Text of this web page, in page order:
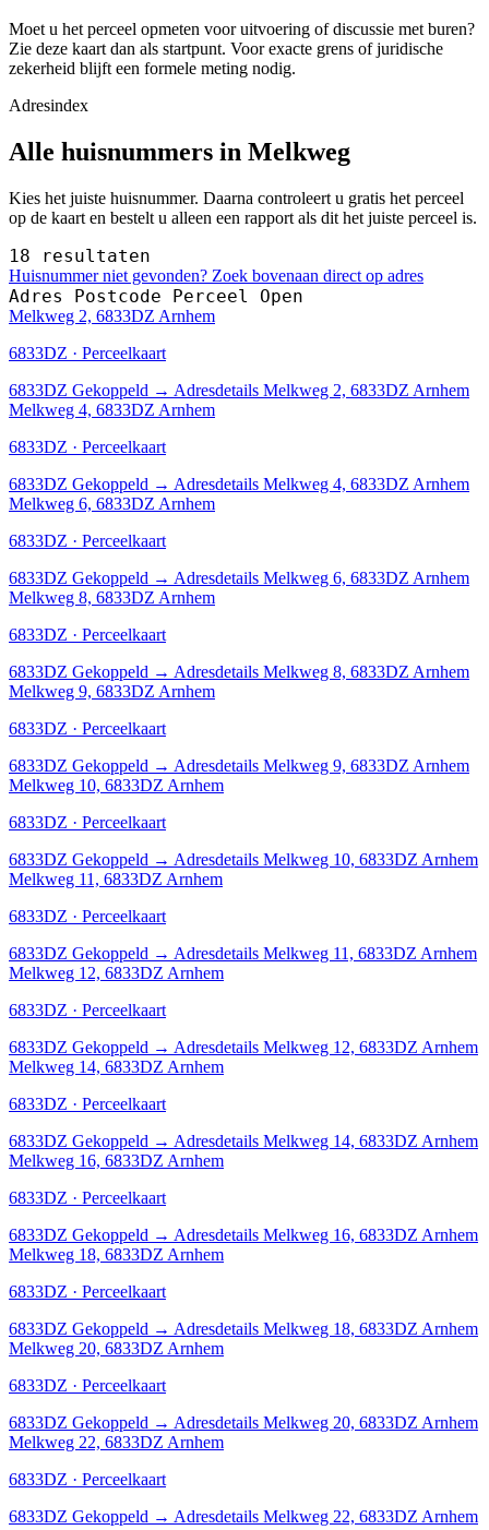
Moet u het perceel opmeten voor uitvoering of discussie met buren?
Zie deze kaart dan als startpunt. Voor exacte grens of juridische
zekerheid blijft een formele meting nodig.
Adresindex
Alle huisnummers in Melkweg
Kies het juiste huisnummer. Daarna controleert u gratis het perceel
op de kaart en bestelt u alleen een rapport als dit het juiste perceel is.
18 resultaten
Huisnummer niet gevonden? Zoek bovenaan direct op adres
Adres Postcode Perceel Open
Melkweg 2, 6833DZ Arnhem
6833DZ · Perceelkaart
6833DZ Gekoppeld → Adresdetails Melkweg 2, 6833DZ Arnhem
Melkweg 4, 6833DZ Arnhem
6833DZ · Perceelkaart
6833DZ Gekoppeld → Adresdetails Melkweg 4, 6833DZ Arnhem
Melkweg 6, 6833DZ Arnhem
6833DZ · Perceelkaart
6833DZ Gekoppeld → Adresdetails Melkweg 6, 6833DZ Arnhem
Melkweg 8, 6833DZ Arnhem
6833DZ · Perceelkaart
6833DZ Gekoppeld → Adresdetails Melkweg 8, 6833DZ Arnhem
Melkweg 9, 6833DZ Arnhem
6833DZ · Perceelkaart
6833DZ Gekoppeld → Adresdetails Melkweg 9, 6833DZ Arnhem
Melkweg 10, 6833DZ Arnhem
6833DZ · Perceelkaart
6833DZ Gekoppeld → Adresdetails Melkweg 10, 6833DZ Arnhem
Melkweg 11, 6833DZ Arnhem
6833DZ · Perceelkaart
6833DZ Gekoppeld → Adresdetails Melkweg 11, 6833DZ Arnhem
Melkweg 12, 6833DZ Arnhem
6833DZ · Perceelkaart
6833DZ Gekoppeld → Adresdetails Melkweg 12, 6833DZ Arnhem
Melkweg 14, 6833DZ Arnhem
6833DZ · Perceelkaart
6833DZ Gekoppeld → Adresdetails Melkweg 14, 6833DZ Arnhem
Melkweg 16, 6833DZ Arnhem
6833DZ · Perceelkaart
6833DZ Gekoppeld → Adresdetails Melkweg 16, 6833DZ Arnhem
Melkweg 18, 6833DZ Arnhem
6833DZ · Perceelkaart
6833DZ Gekoppeld → Adresdetails Melkweg 18, 6833DZ Arnhem
Melkweg 20, 6833DZ Arnhem
6833DZ · Perceelkaart
6833DZ Gekoppeld → Adresdetails Melkweg 20, 6833DZ Arnhem
Melkweg 22, 6833DZ Arnhem
6833DZ · Perceelkaart
6833DZ Gekoppeld → Adresdetails Melkweg 22, 6833DZ Arnhem